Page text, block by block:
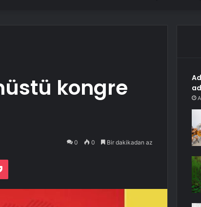
kongre
0 0 Bir dakikadan az
Pocket